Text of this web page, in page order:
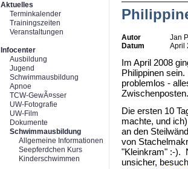
Aktuelles
Terminkalender
Trainingszeiten
Veranstaltungen
Infocenter
Ausbildung
Jugend
Schwimmausbildung
Apnoe
TCW-GewÃ¤sser
UW-Fotografie
UW-Film
Dokumente
Schwimmausbildung
Allgemeine Informationen
Seepferdchen Kurs
Kinderschwimmen
Autor
Jan
Datum
April
Im April 2008
Philippinen
problemlos -
Zwischenposten.
Die ersten 10
machte, und
an den
von
"Kleinkram" :-).
unsicher,